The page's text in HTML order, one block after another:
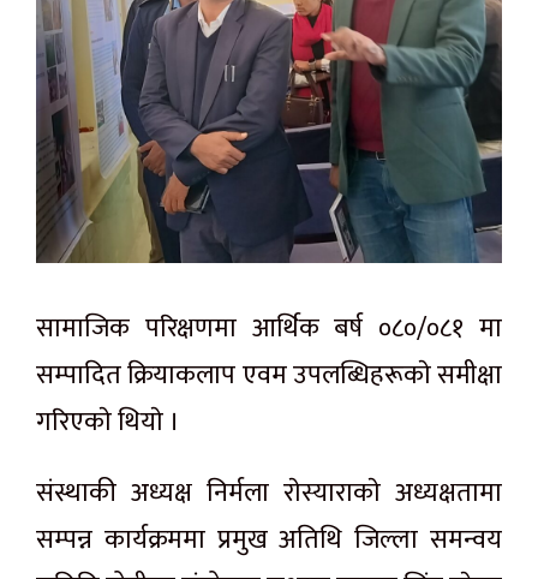
सामाजिक परिक्षणमा आर्थिक बर्ष ०८०/०८१ मा
सम्पादित क्रियाकलाप एवम उपलब्धिहरूकाे समीक्षा
गरिएकाे थियाे ।
संस्थाकी अध्यक्ष निर्मला राेस्याराकाे अध्यक्षतामा
सम्पन्न कार्यक्रममा प्रमुख अतिथि जिल्ला समन्वय